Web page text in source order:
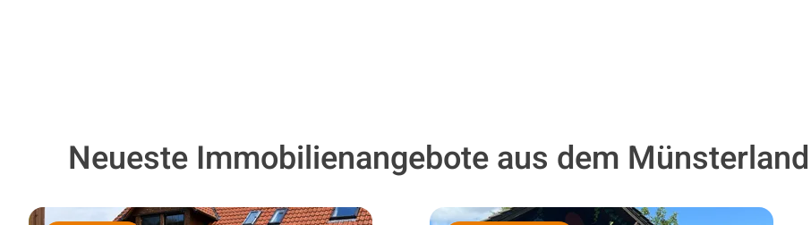
Neueste Immobilienangebote aus dem